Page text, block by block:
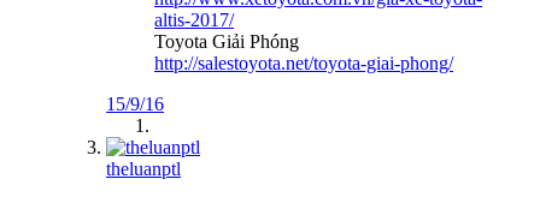
altis-2017/
Toyota Giải Phóng
http://salestoyota.net/toyota-giai-phong/
15/9/16
theluanptl